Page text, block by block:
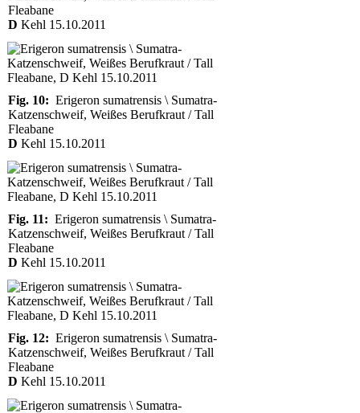
Fleabane
D Kehl 15.10.2011
Fig. 10: Erigeron sumatrensis \ Sumatra-
Katzenschweif, Weißes Berufkraut / Tall
Fleabane
D Kehl 15.10.2011
Fig. 11: Erigeron sumatrensis \ Sumatra-
Katzenschweif, Weißes Berufkraut / Tall
Fleabane
D Kehl 15.10.2011
Fig. 12: Erigeron sumatrensis \ Sumatra-
Katzenschweif, Weißes Berufkraut / Tall
Fleabane
D Kehl 15.10.2011